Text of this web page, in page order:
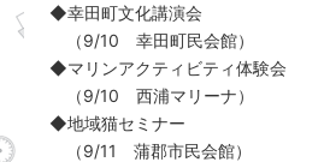
◆幸田町文化講演会
（9/10 幸田町民会館）
◆マリンアクティビティ体験会
（9/10 西浦マリーナ）
◆地域猫セミナー
（9/11 蒲郡市民会館）